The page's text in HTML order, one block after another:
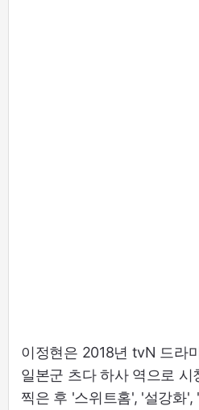
이정현은 2018년 tvN 드라
일본군 츠다 하사 역으로
찍은 후 '스위트홈', '설강화',